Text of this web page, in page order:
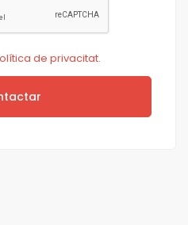
de privacitat.